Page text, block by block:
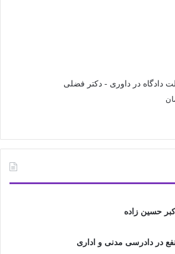
دادگاه در داوری - دکتر فضلی
حسین زاده
در دادرسی مدنی و اداری